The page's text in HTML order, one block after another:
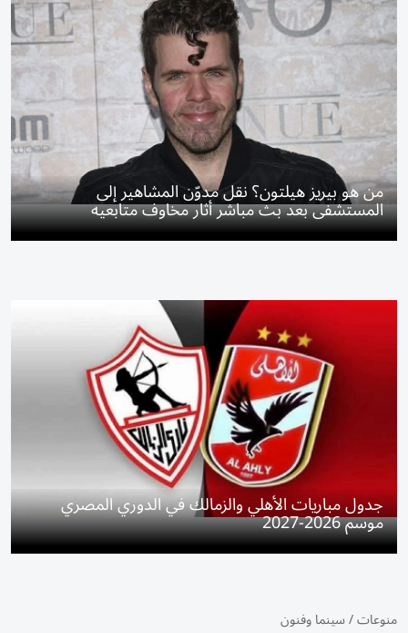
من هو بيريز هيلتون؟ نقل مدوّن المشاهير إلى
المستشفى بعد بث مباشر أثار مخاوف متابعيه
جدول مباريات الأهلي والزمالك في الدوري المصري
موسم 2026-2027
منوعات/سينما وفنون